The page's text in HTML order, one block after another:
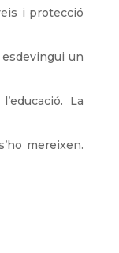
i protecció
un
La
mereixen.